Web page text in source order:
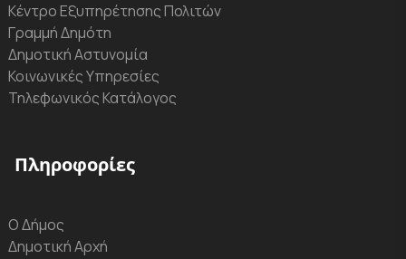
Κέντρο Εξυπηρέτησης Πολιτών
Γραμμή Δημότη
Δημοτική Αστυνομία
Κοινωνικές Υπηρεσίες
Τηλεφωνικός Κατάλογος
Πληροφορίες
Ο Δήμος
Δημοτική Αρχή